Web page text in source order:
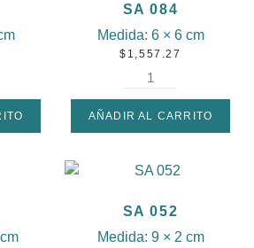
SA 084
Medida: 6 × 6 cm
$ 1,557.27
AÑADIR AL CARRITO
SA 052
Medida: 9 × 2 cm